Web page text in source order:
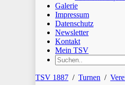
Galerie
Impressum
Datenschutz
Newsletter
Kontakt
Mein TSV
TSV 1887 / Turnen /